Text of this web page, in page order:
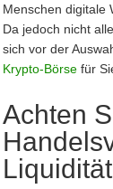
Menschen digitale
Da jedoch nicht
sich vor der
Krypto-Börsefür
Achten